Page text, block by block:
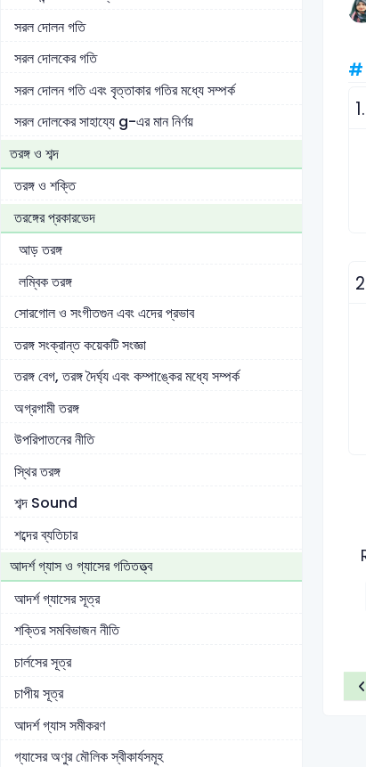
সরল দোলন গতি
সরল দোলকের গতি
সরল দোলন গতি এবং বৃত্তাকার গতির মধ্যে সম্পর্ক
সরল দোলকের সাহায্যে g-এর মান নির্ণয়
তরঙ্গ ও শব্দ
তরঙ্গ ও শক্তি
তরঙ্গের প্রকারভেদ
আড় তরঙ্গ
লম্বিক তরঙ্গ
সোরগোল ও সংগীতগুন এবং এদের প্রভাব
তরঙ্গ সংক্রান্ত কয়েকটি সংজ্ঞা
তরঙ্গ বেগ, তরঙ্গ দৈর্ঘ্য এবং কম্পাঙ্কের মধ্যে সম্পর্ক
অগ্রগামী তরঙ্গ
উপরিপাতনের নীতি
স্থির তরঙ্গ
শব্দ Sound
শব্দের ব্যতিচার
আদর্শ গ্যাস ও গ্যাসের গতিতত্ত্ব
আদর্শ গ্যাসের সূত্র
শক্তির সমবিভাজন নীতি
চার্লসের সূত্র
চাপীয় সূত্র
আদর্শ গ্যাস সমীকরণ
গ্যাসের অণুর মৌলিক স্বীকার্যসমূহ
#
1.